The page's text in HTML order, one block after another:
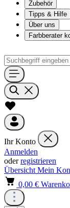
Zubehör
Tipps & Hilfe
Über uns
Farbberater
Ihr Konto
Anmelden
oderregistrieren
Übersicht Mein
0,00 €